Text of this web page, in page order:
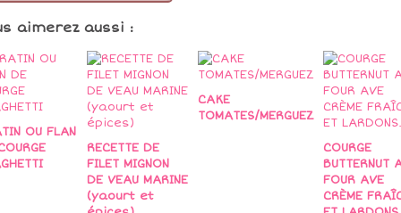
aimerez aussi :
OU FLAN
RECETTE DE
FILET MIGNON
DE VEAU MARINE
(yaourt et
CAKE
TOMATES/MERGUEZ
COURGE
BUTTERNUT
FOUR AVE
CRÈME